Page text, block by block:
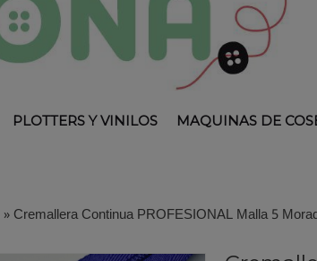
PLOTTERS Y VINILOS MAQUINAS DE
»Cremallera Continua PROFESIONAL Malla 5